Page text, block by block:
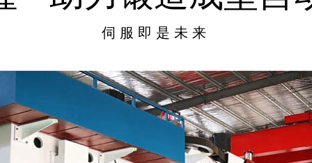
伺服即是未来